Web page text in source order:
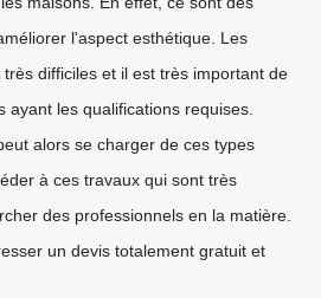
l'aspect esthétique. Les
difficiles et il est très important de
ayant les qualifications requises.
alors se charger de ces types
à ces travaux qui sont très
des professionnels en la matière.
un devis totalement gratuit et